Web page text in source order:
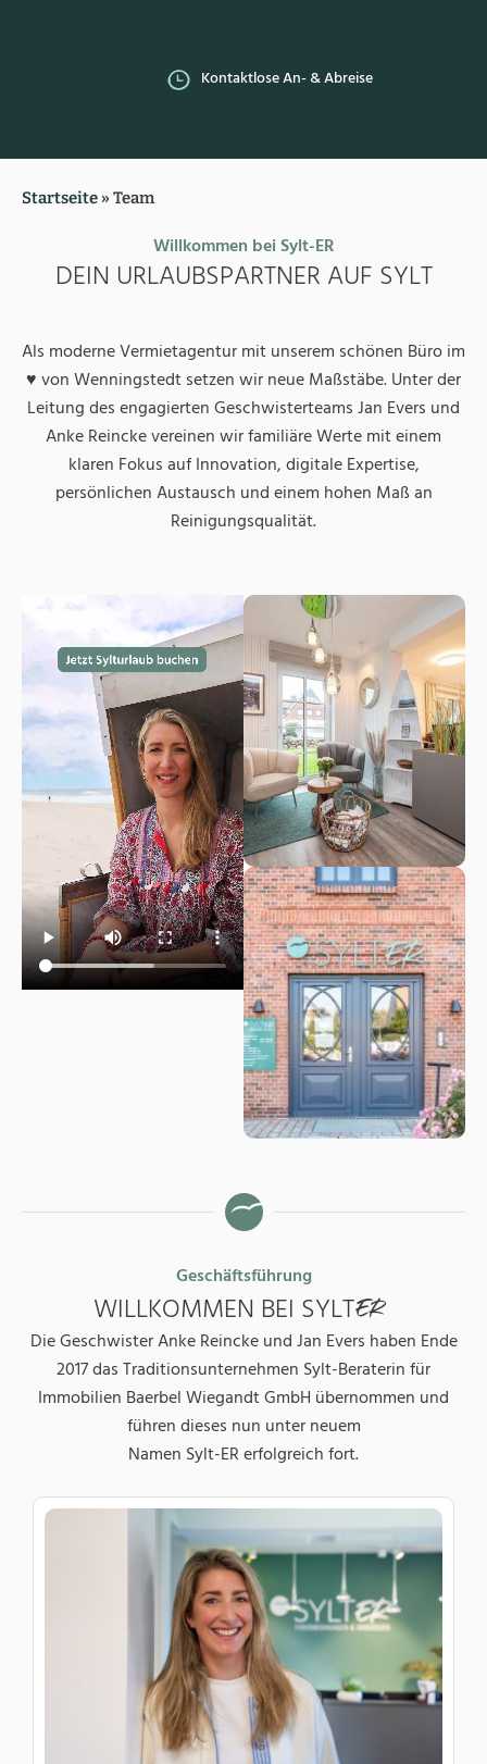
Kontaktlose An- & Abreise
Startseite » Team
Willkommen bei Sylt-ER
DEIN URLAUBSPARTNER AUF SYLT
Als moderne Vermietagentur mit unserem schönen Büro im
♥️ von Wenningstedt setzen wir neue Maßstäbe. Unter der
Leitung des engagierten Geschwisterteams Jan Evers und
Anke Reincke vereinen wir familiäre Werte mit einem
klaren Fokus auf Innovation, digitale Expertise,
persönlichen Austausch und einem hohen Maß an
Reinigungsqualität.
Geschäftsführung
WILLKOMMEN BEI SYLT
Die Geschwister Anke Reincke und Jan Evers haben Ende
2017 das Traditionsunternehmen Sylt-Beraterin für
Immobilien Baerbel Wiegandt GmbH übernommen und
führen dieses nun unter neuem
Namen Sylt-ER erfolgreich fort.